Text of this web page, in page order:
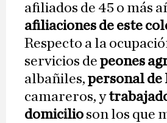
afiliados de 45 o más
afiliaciones de este
Respecto a la
servicios de peones
albañiles, personal de
camareros, y
domicilio son los que